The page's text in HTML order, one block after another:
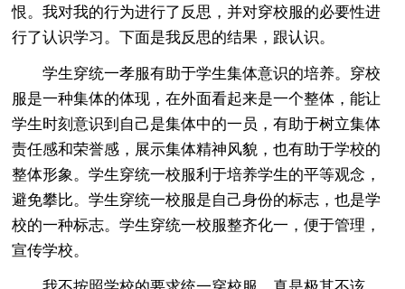
恨。我对我的行为进行了反思，并对穿校服的必要性进
行了认识学习。下面是我反思的结果，跟认识。
学生穿统一孝服有助于学生集体意识的培养。穿校
服是一种集体的体现，在外面看起来是一个整体，能让
学生时刻意识到自己是集体中的一员，有助于树立集体
责任感和荣誉感，展示集体精神风貌，也有助于学校的
整体形象。学生穿统一校服利于培养学生的平等观念，
避免攀比。学生穿统一校服是自己身份的标志，也是学
校的一种标志。学生穿统一校服整齐化一，便于管理，
宣传学校。